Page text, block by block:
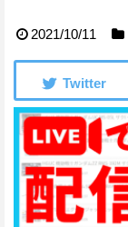
2021/10/11